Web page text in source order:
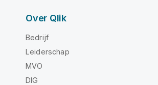
Over Qlik
Bedrijf
Leiderschap
MVO
DIG